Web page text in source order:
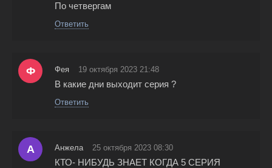
По четвергам
Ответить
Ф Фея 19 октября 2023 21:48
В какие дни выходит серия ?
Ответить
А Анжела 25 октября 2023 08:30
КТО- НИБУДЬ ЗНАЕТ КОГДА 5 СЕРИЯ